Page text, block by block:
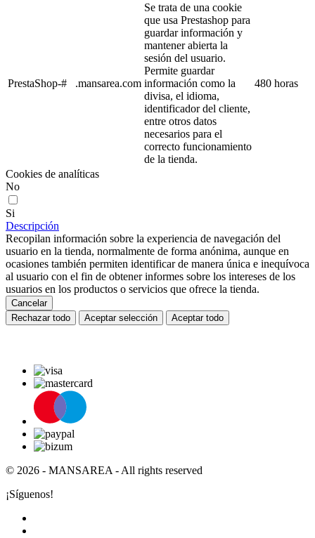
PrestaShop-# .mansarea.com
Se trata de una cookie
que usa Prestashop para
guardar información y
mantener abierta la
sesión del usuario.
Permite guardar
información como la
divisa, el idioma,
identificador del cliente,
entre otros datos
necesarios para el
correcto funcionamiento
de la tienda.
480 horas
Cookies de analíticas
No
Si
Descripción
Recopilan información sobre la experiencia de navegación del
usuario en la tienda, normalmente de forma anónima, aunque en
ocasiones también permiten identificar de manera única e inequívoca
al usuario con el fin de obtener informes sobre los intereses de los
usuarios en los productos o servicios que ofrece la tienda.
Cancelar
Rechazar todo
Aceptar selección Aceptar todo
© 2026 - MANSAREA - All rights reserved
¡Síguenos!